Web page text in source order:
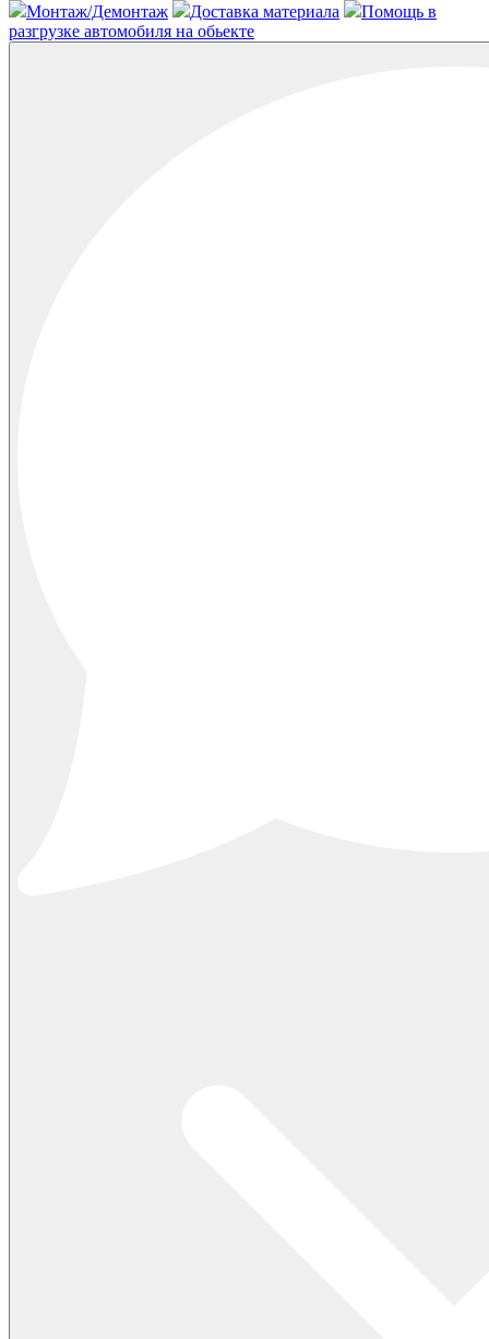
Монтаж/Демонтаж Доставка материала
Помощь в
разгрузке автомобиля на обьекте